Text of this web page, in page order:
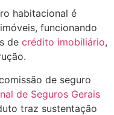
habitacional é
funcionando
de crédito imobiliário,
de seguro
de Seguros Gerais
traz sustentação